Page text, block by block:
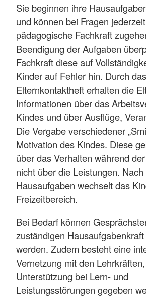
Sie beginnen ihre
und können bei Fragen
pädagogische Fachkraft
Beendigung der Aufgaben
Fachkraft diese auf
Kinder auf Fehler hin. Durch das
Elternkontaktheft erhalten die
Informationen über das
Kindes und über Ausflüge,
Die Vergabe verschiedener
Motivation des Kindes. Diese
über das Verhalten während
nicht über die Leistungen.
Hausaufgaben wechselt das
Freizeitbereich.
Bei Bedarf können
zuständigen
werden. Zudem besteht eine
Vernetzung mit den
Unterstützung bei Lern- und
Leistungsstörungen gegeben